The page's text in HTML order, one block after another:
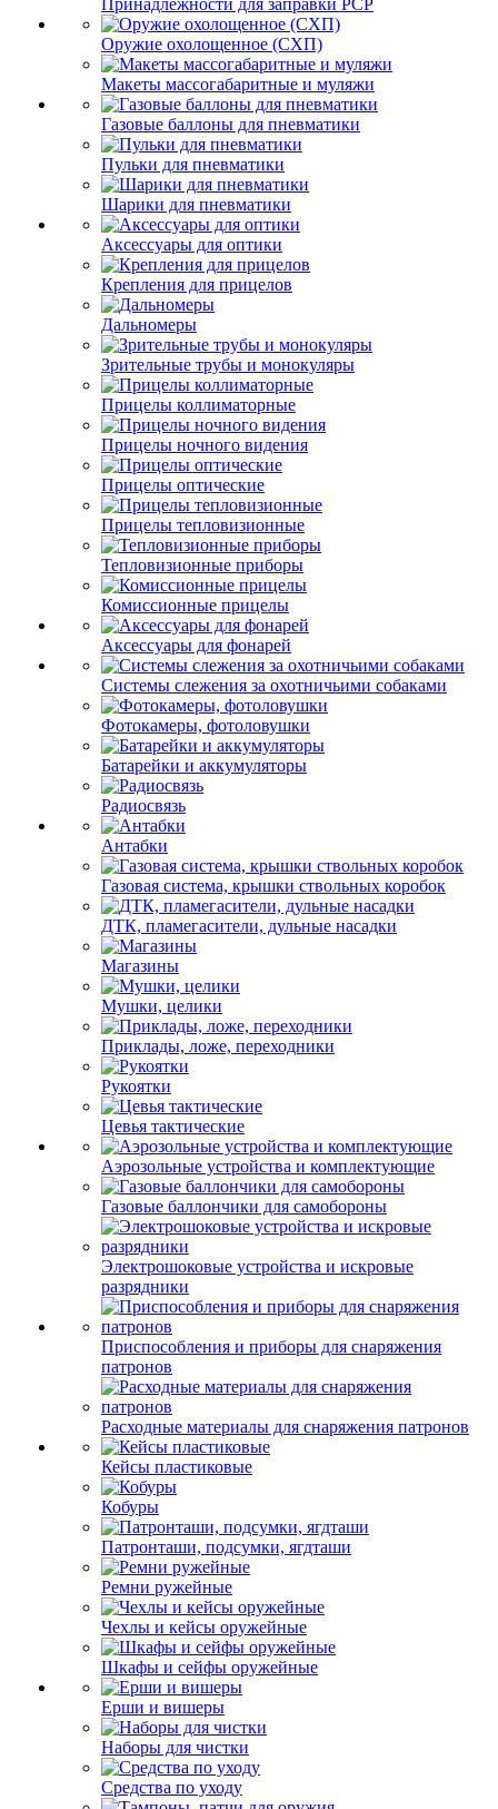
Принадлежности для заправки PCP
Оружие охолощенное (СХП)
Макеты массогабаритные и муляжи
Газовые баллоны для пневматики
Пульки для пневматики
Шарики для пневматики
Аксессуары для оптики
Крепления для прицелов
Дальномеры
Зрительные трубы и монокуляры
Прицелы коллиматорные
Прицелы ночного видения
Прицелы оптические
Прицелы тепловизионные
Тепловизионные приборы
Комиссионные прицелы
Аксессуары для фонарей
Системы слежения за охотничьими собаками
Фотокамеры, фотоловушки
Батарейки и аккумуляторы
Радиосвязь
Антабки
Газовая система, крышки ствольных коробок
ДТК, пламегасители, дульные насадки
Магазины
Мушки, целики
Приклады, ложе, переходники
Рукоятки
Цевья тактические
Аэрозольные устройства и комплектующие
Газовые баллончики для самобороны
Электрошоковые устройства и искровые
разрядники
Приспособления и приборы для снаряжения
патронов
Расходные материалы для снаряжения патронов
Кейсы пластиковые
Кобуры
Патронташи, подсумки, ягдташи
Ремни ружейные
Чехлы и кейсы оружейные
Шкафы и сейфы оружейные
Ерши и вишеры
Наборы для чистки
Средства по уходу